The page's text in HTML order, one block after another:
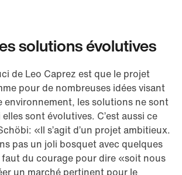
solutions évolutives
de Leo Caprez est que le projet
pour de nombreuses idées visant
environnement, les solutions ne sont
sont évolutives. C’est aussi ce
«Il s’agit d’un projet ambitieux.
pas un joli bosquet avec quelques
faut du courage pour dire «soit nous